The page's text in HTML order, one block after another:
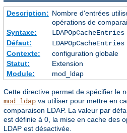
Description: Nombre d'entrées
opérations de
Syntaxe:
LDAPOpCacheEntries
Défaut:
Contexte:
configuration globale
Statut:
Extension
Module:
mod_ldap
Cette directive permet de spécifier le
mod_ldap va utiliser pour mettre en
comparaison LDAP. La valeur par
est définie à 0, la mise en cache des
LDAP est désactivée.